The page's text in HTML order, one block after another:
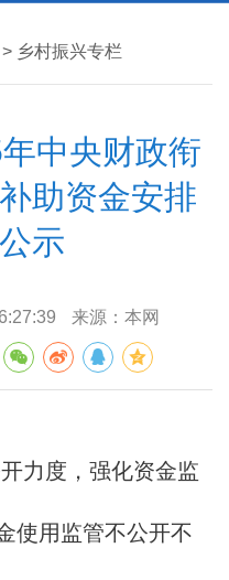
> 乡村振兴专栏
中央财政衔
助资金安排
示
来源： 本网
力度，强化资金监
使用监管不公开不